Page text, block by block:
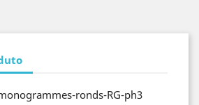
ronds-RG-ph3